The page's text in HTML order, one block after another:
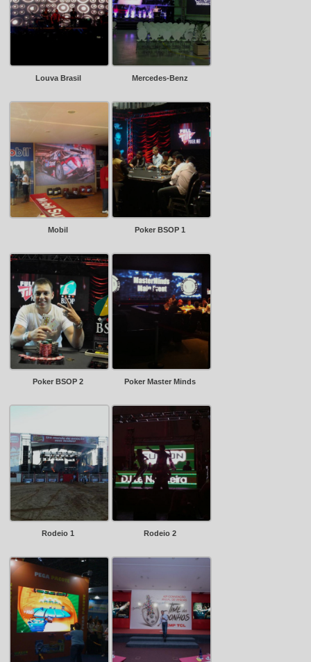
Louva Brasil Mercedes-Benz
Mobil Poker BSOP 1
Poker BSOP 2 Poker Master Minds
Rodeio 1 Rodeio 2